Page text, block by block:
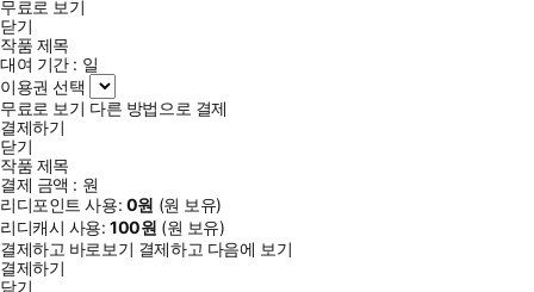
무료로 보기
닫기
작품 제목
대여 기간 : 일
이용권 선택
무료로 보기 다른 방법으로 결제
결제하기
닫기
작품 제목
결제 금액 : 원
리디포인트 사용: 0원 (원 보유)
리디캐시 사용:100원 (원 보유)
결제하고 바로보기 결제하고 다음에 보기
결제하기
닫기